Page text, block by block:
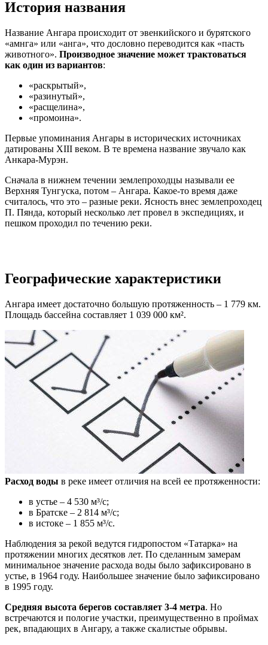
История названия
Название Ангара происходит от эвенкийского и бурятского
«амнга» или «анга», что дословно переводится как «пасть
животного». Производное значение может трактоваться
как один из вариантов:
«раскрытый»,
«разинутый»,
«расщелина»,
«промоина».
Первые упоминания Ангары в исторических источниках
датированы XIII веком. В те времена название звучало как
Анкара-Мурэн.
Сначала в нижнем течении землепроходцы называли ее
Верхняя Тунгуска, потом – Ангара. Какое-то время даже
считалось, что это – разные реки. Ясность внес землепроходец
П. Пянда, который несколько лет провел в экспедициях, и
пешком проходил по течению реки.
Географические характеристики
Ангара имеет достаточно большую протяженность – 1 779 км.
Площадь бассейна составляет 1 039 000 км².
Расход воды в реке имеет отличия на всей ее протяженности:
в устье – 4 530 м³/с;
в Братске – 2 814 м³/с;
в истоке – 1 855 м³/с.
Наблюдения за рекой ведутся гидропостом «Татарка» на
протяжении многих десятков лет. По сделанным замерам
минимальное значение расхода воды было зафиксировано в
устье, в 1964 году. Наибольшее значение было зафиксировано
в 1995 году.
Средняя высота берегов составляет 3-4 метра. Но
встречаются и пологие участки, преимущественно в проймах
рек, впадающих в Ангару, а также скалистые обрывы.